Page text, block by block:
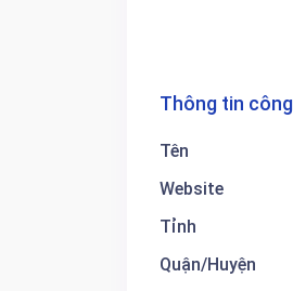
Thông tin
Tên
Website
Tỉnh
Quận/Huyện